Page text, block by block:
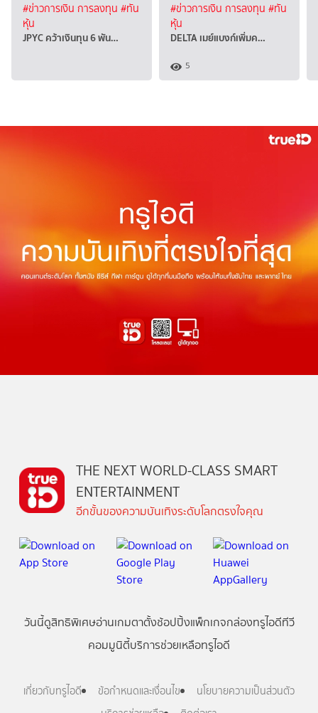
#ข่าวการเงิน การลงทุน #ทัน
หุ้น
JPYC คว้าเงินทุน 6 พัน…
#ข่าวการเงิน การลงทุน #ทัน
หุ้น
DELTA เมย์แบงก์เพิ่มค…
5
THE NEXT WORLD-CLASS SMART
ENTERTAINMENT
อีกขั้นของความบันเทิงระดับโลกตรงใจคุณ
วันนี้ดูสิทธิพิเศษอ่านเกมตาตั้งช้อปปิ้งแพ็กเกจกล่องทรูไอดีทีวี
คอมมูนิตี้บริการช่วยเหลือทรูไอดี
เกี่ยวกับทรูไอดี ข้อกำหนดและเงื่อนไข
นโยบายความเป็นส่วนตัว